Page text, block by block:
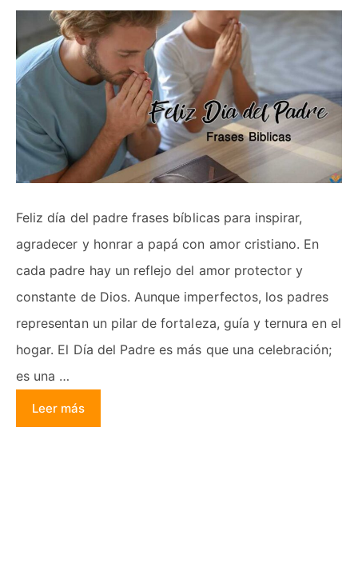
Feliz día del padre frases bíblicas para inspirar,
agradecer y honrar a papá con amor cristiano. En
cada padre hay un reflejo del amor protector y
constante de Dios. Aunque imperfectos, los padres
representan un pilar de fortaleza, guía y ternura en el
hogar. El Día del Padre es más que una celebración;
es una …
Leer más